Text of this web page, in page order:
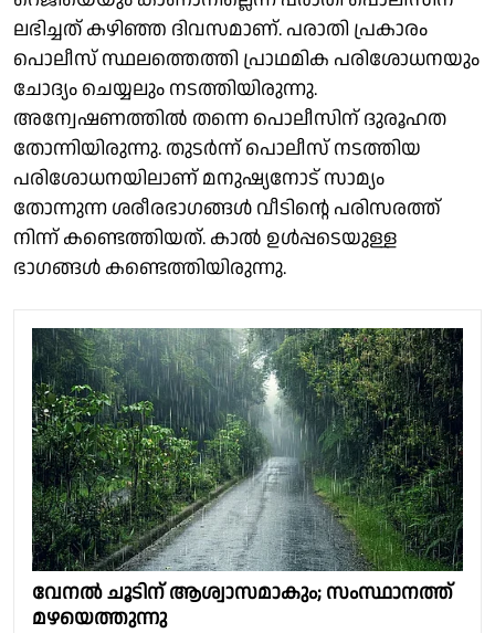
ലഭിച്ചത് കഴിഞ്ഞ ദിവസമാണ്. പരാതി പ്രകാരം
പൊലീസ് സ്ഥലത്തെത്തി പ്രാഥമിക പരിശോധനയും
ചോദ്യം ചെയ്യലും നടത്തിയിരുന്നു.
അന്വേഷണത്തിൽ തന്നെ പൊലീസിന് ദുരൂഹത
തോന്നിയിരുന്നു. തുടർന്ന് പൊലീസ് നടത്തിയ
പരിശോധനയിലാണ് മനുഷ്യനോട് സാമ്യം
തോന്നുന്ന ശരീരഭാഗങ്ങൾ വീടിൻ്റെ പരിസരത്ത്
നിന്ന് കണ്ടെത്തിയത്. കാൽ ഉൾപ്പടെയുള്ള
ഭാഗങ്ങൾ കണ്ടെത്തിയിരുന്നു.
വേനൽ ചൂടിന് ആശ്വാസമാകും; സംസ്ഥാനത്ത്
മഴയെത്തുന്നു